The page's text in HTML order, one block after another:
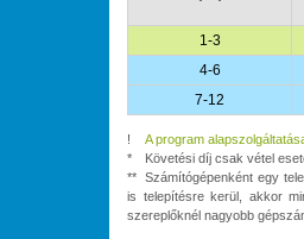
1-3
4-6
7-12
!
A program
*
Követési díj csak vétel
** Számítógépenként egy
is telepítésre kerül, akkor
szereplőknél nagyobb